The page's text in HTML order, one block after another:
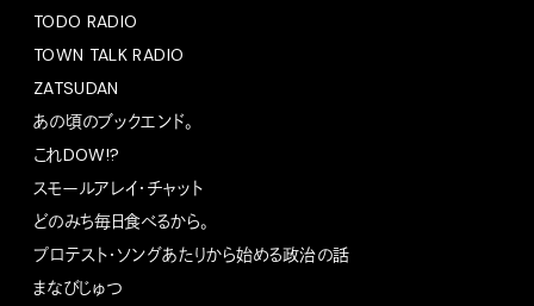
TODO RADIO
TOWN TALK RADIO
ZATSUDAN
あの頃のブックエンド。
これDOW!?
スモールアレイ・チャット
どのみち毎日食べるから。
プロテスト・ソングあたりから始める政治の話
まなびじゅつ